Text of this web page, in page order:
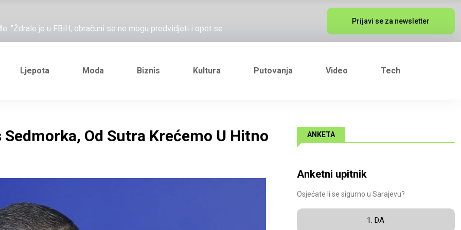
"Ždrale je u FBiH, obračuni se ne mogu predvidjeti i opet se
Željezničarov Karamarko
je general Izet Nanić, pogibijom je probio blokadu koja je
Željezničarov Karamarko
Prijavi se za newsletter
Ljepota Moda Biznis Kultura Putovanja Video Tech
Od Sutra Krećemo U Hitno
ANKETA
Anketni upitnik
Osjećate li se sigurno u Sarajevu?
1. DA